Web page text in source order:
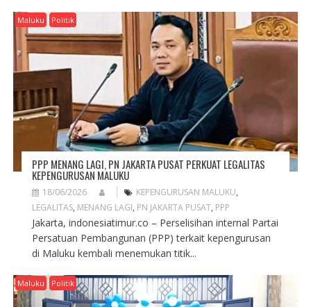
Maluku Politik
PPP MENANG LAGI, PN JAKARTA PUSAT PERKUAT LEGALITAS
KEPENGURUSAN MALUKU
18/06/2026 KEPENGURUSAN MALUKU,
LEGALITAS, MENANG LAGI, PN JAKARTA PUSAT, PPP
Jakarta, indonesiatimur.co – Perselisihan internal Partai
Persatuan Pembangunan (PPP) terkait kepengurusan
di Maluku kembali menemukan titik...
Maluku Politik